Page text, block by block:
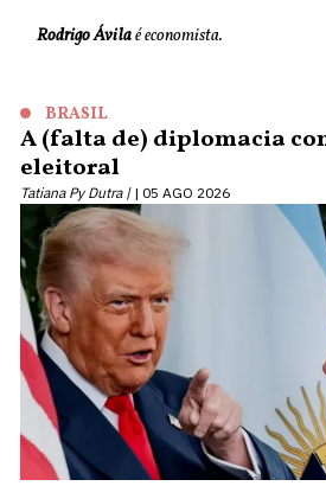
Rodrigo Ávilaé economista.
BRASIL
A (falta de) diplomacia
eleitoral
Tatiana Py Dutra | 05 AGO 2026